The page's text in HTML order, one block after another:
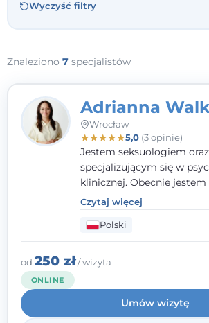
Wyczyść filtry
Znaleziono 7 specjalistów
Adrianna
Wrocław
★★★★★5,0(3 opinie)
Jestem seksuologiem
specjalizującym się w
klinicznej. Obecnie
szkolenia na
systemowego. Posiadam
nadzwyczajnego Wielkopolskiego
TowarzystwaTerapii
należę do Polskiego
pierwszym miejscu
atmosfery
relacjach z Klientami.
Czytaj więcej
Polski
od 250 zł/ wizyta
ONLINE
Umów wizytę